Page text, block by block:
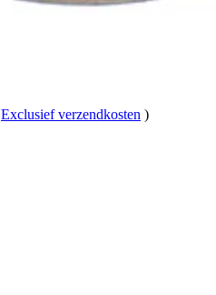
Exclusief verzendkosten )